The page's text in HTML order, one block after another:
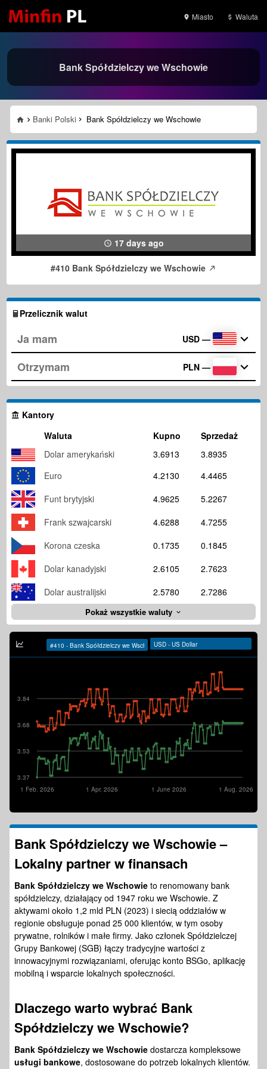
Miasto Waluta
Bank Spółdzielczy we Wschowie
Banki Polski Bank Spółdzielczy we Wschowie
17 days ago
#410 Bank Spółdzielczy we Wschowie
Przelicznik walut
USD —
PLN —
Kantory
Waluta
Kupno
Sprzedaż
Dolar amerykański
3.6913
3.8935
Euro
4.2130
4.4465
Funt brytyjski
4.9625
5.2267
Frank szwajcarski
4.6288
4.7255
Korona czeska
0.1735
0.1845
Dolar kanadyjski
2.6105
2.7623
Dolar australijski
2.5780 2.7286
Pokaż wszystkie waluty
3.37
3.53
3.68
3.84
1 Aug. 2026
1 June 2026
1 Apr. 2026
1 Feb. 2026
Bank Spółdzielczy we Wschowie –
Lokalny partner wfinansach
Bank Spółdzielczy we Wschowie to renomowany bank
spółdzielczy, działający od 1947 roku we Wschowie. Z
aktywami około 1,2 mld PLN (2023) i siecią oddziałów w
regionie obsługuje ponad 25 000 klientów, w tym osoby
prywatne, rolników i małe firmy. Jako członek Spółdzielczej
Grupy Bankowej (SGB) łączy tradycyjne wartości z
innowacyjnymi rozwiązaniami, oferując konto BSGo, aplikację
mobilną i wsparcie lokalnych społeczności.
Dlaczego warto wybrać Bank
Spółdzielczy we Wschowie?
Bank Spółdzielczy we Wschowie dostarcza kompleksowe
usługi bankowe, dostosowane do potrzeb lokalnych klientów.